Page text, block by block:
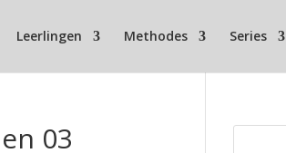
Leerlingen Methodes Series
03